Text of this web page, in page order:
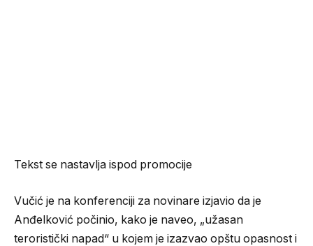
Tekst se nastavlja ispod promocije
Vučić je na konferenciji za novinare izjavio da je
Anđelković počinio, kako je naveo, „užasan
teroristički napad“ u kojem je izazvao opštu opasnost i